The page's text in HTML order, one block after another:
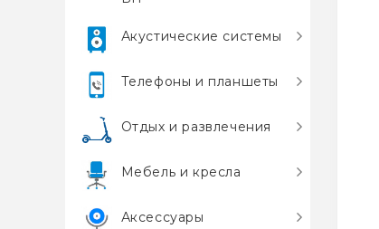
Акустические системы
Телефоны и планшеты
Отдых и развлечения
Мебель и кресла
Аксессуары